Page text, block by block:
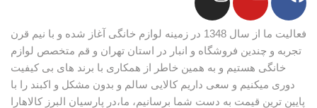
فعالیت ما از سال 1348 در زمینه لوازم خانگی آغاز شده و با نیم قرن
تجربه و چندین فروشگاه و انبار در استان تهران و قم متخصص لوازم
خانگی هستیم و به همین خاطر از همکاری با برند های بی کیفیت
دوری میکنیم و سعی داریم کالایی سالم و بدون مشکل و اکبند را با
پایین ترین قیمت به دست شما برسانیم، ما،در پارسیان البرز کالاهارا